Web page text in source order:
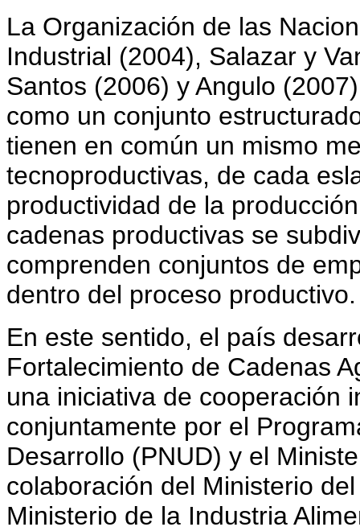
La Organización de las
Industrial (2004), Salazar y
Santos (2006) y Angulo
como un conjunto
tienen en común un mismo
tecnoproductivas, de cada
productividad de la
cadenas productivas se
comprenden conjuntos de
dentro del proceso productivo.
En este sentido, el país
Fortalecimiento de Cadenas
una iniciativa de cooperación
conjuntamente por el
Desarrollo (PNUD) y el
colaboración del Ministerio
Ministerio de la Industria